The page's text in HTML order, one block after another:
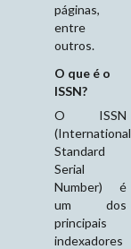
páginas,
entre
outros.
O que é o
ISSN?
O ISSN
(International
Standard
Serial
Number) é
um dos
principais
indexadores